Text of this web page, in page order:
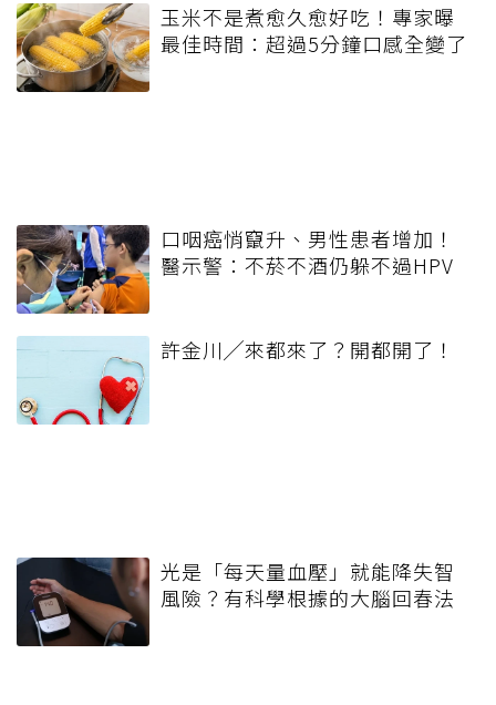
玉米不是煮愈久愈好吃！專家曝
最佳時間：超過5分鐘口感全變了
口咽癌悄竄升、男性患者增加！
醫示警：不菸不酒仍躲不過HPV
許金川╱來都來了？開都開了！
光是「每天量血壓」就能降失智
風險？有科學根據的大腦回春法